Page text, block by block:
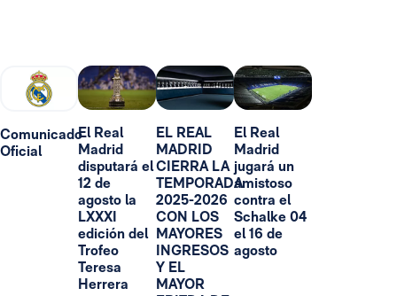
Comunicado
Oficial
El Real
Madrid
disputará el
12 de
agosto la
LXXXI
edición del
Trofeo
Teresa
Herrera
EL REAL
MADRID
CIERRA LA
TEMPORADA
2025-2026
CON LOS
MAYORES
INGRESOS
Y EL
MAYOR
El Real
Madrid
jugará un
amistoso
contra el
Schalke 04
el 16 de
agosto